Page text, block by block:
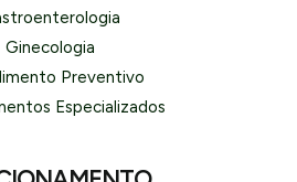
Ginecologia
Preventivo
Especializados